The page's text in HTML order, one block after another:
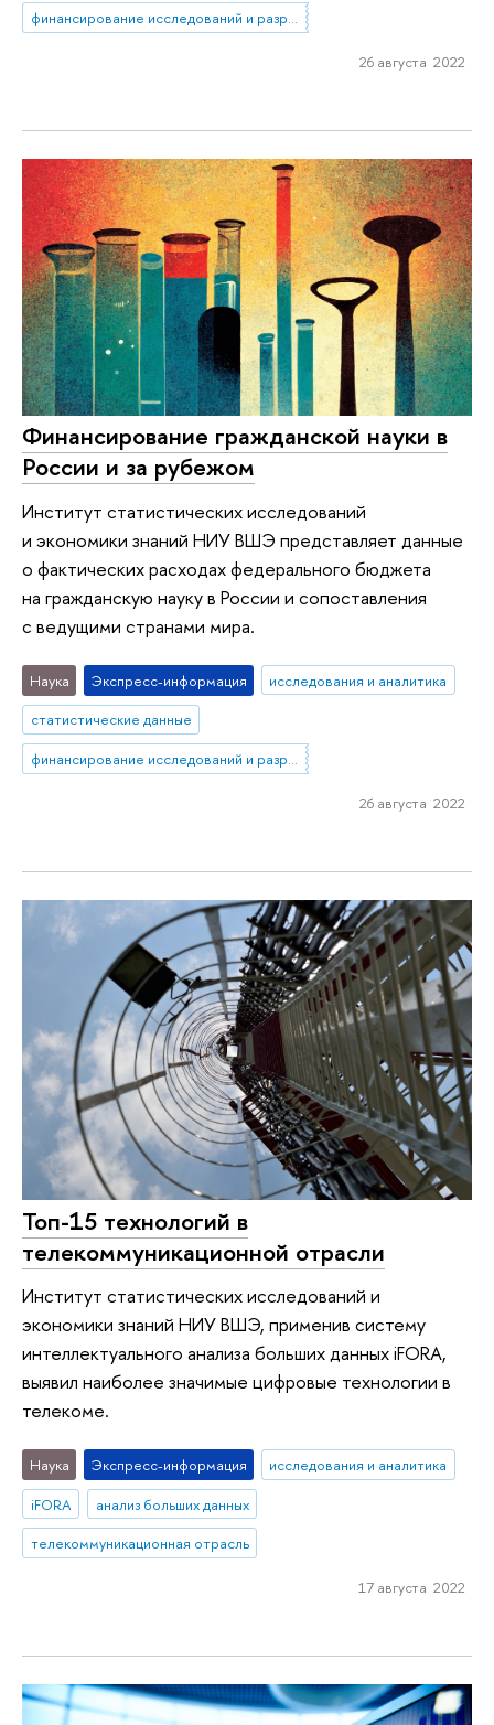
финансирование исследований и разработок
26 августа 2022
Финансирование гражданской науки в
России и за рубежом
Институт статистических исследований
и экономики знаний НИУ ВШЭ представляет данные
о фактических расходах федерального бюджета
на гражданскую науку в России и сопоставления
с ведущими странами мира.
Наука Экспресс-информация
исследования и аналитика
статистические данные
финансирование исследований и разработок
26 августа 2022
Топ-15 технологий в
телекоммуникационной отрасли
Институт статистических исследований и
экономики знаний НИУ ВШЭ, применив систему
интеллектуального анализа больших данных iFORA,
выявил наиболее значимые цифровые технологии в
телекоме.
Наука Экспресс-информация
исследования и аналитика
iFORA
анализ больших данных
телекоммуникационная отрасль
17 августа 2022